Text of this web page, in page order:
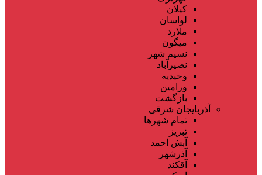
کیلان
لواسان
ملارد
میگون
نسیم شهر
نصیرآباد
وحیدیه
ورامین
بازگشت
آذربایجان شرقی
تمام شهر‌ها
تبریز
آبش احمد
آذرشهر
آقکند